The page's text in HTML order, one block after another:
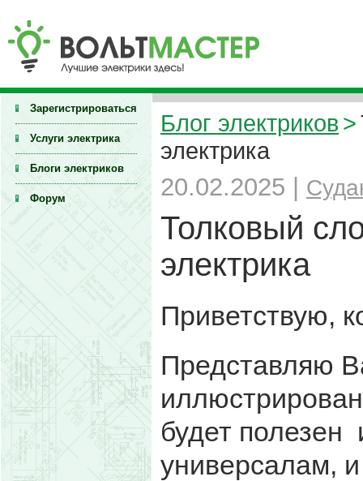
Зарегистрироваться
Услуги электрика
Блоги электриков
Форум
Блог электриков>
электрика
20.02.2025 |
Толковый
электрика
Приветствую,
Представляю
будет полезен
универсалам,